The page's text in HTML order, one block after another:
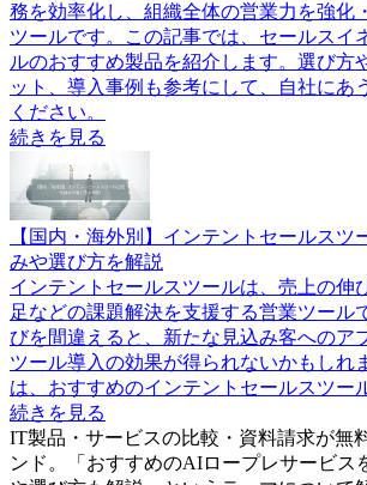
務を効率化し、組織全体の営業力を強化
ツールです。この記事では、セールスイ
ルのおすすめ製品を紹介します。選び方
ット、導入事例も参考にして、自社にあ
ください。
続きを見る
【国内・海外別】インテントセールスツ
みや選び方を解説
インテントセールスツールは、売上の伸
足などの課題解決を支援する営業ツール
びを間違えると、新たな見込み客へのア
ツール導入の効果が得られないかもしれ
は、おすすめのインテントセールスツー
続きを見る
IT製品・サービスの比較・資料請求が無
ンド。「 おすすめのAIロープレサービス